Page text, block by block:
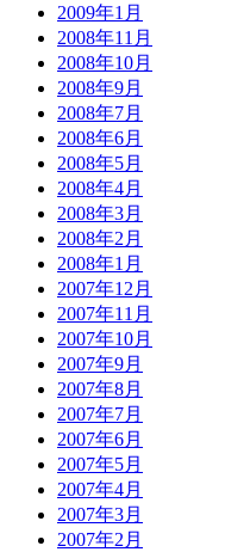
2009年1月
2008年11月
2008年10月
2008年9月
2008年7月
2008年6月
2008年5月
2008年4月
2008年3月
2008年2月
2008年1月
2007年12月
2007年11月
2007年10月
2007年9月
2007年8月
2007年7月
2007年6月
2007年5月
2007年4月
2007年3月
2007年2月